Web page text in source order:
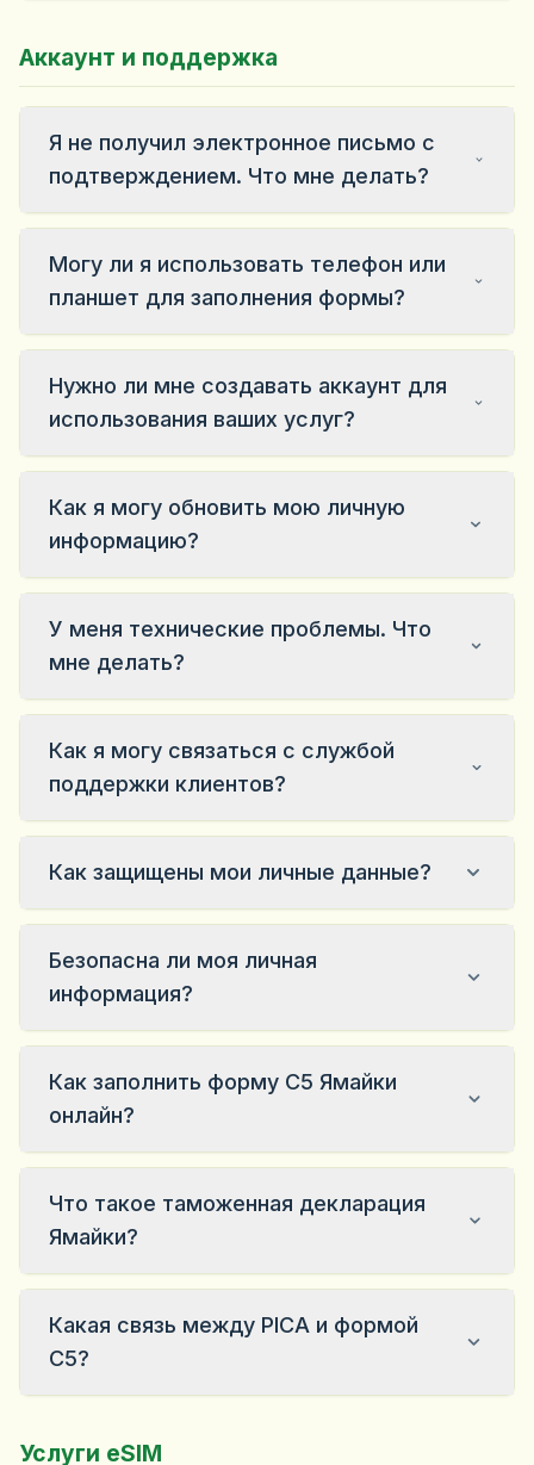
Аккаунт и поддержка
Я не получил электронное письмо с
подтверждением. Что мне делать?
Могу ли я использовать телефон или
планшет для заполнения формы?
Нужно ли мне создавать аккаунт для
использования ваших услуг?
Как я могу обновить мою личную
информацию?
У меня технические проблемы. Что
мне делать?
Как я могу связаться с службой
поддержки клиентов?
Как защищены мои личные данные?
Безопасна ли моя личная
информация?
Как заполнить форму C5 Ямайки
онлайн?
Что такое таможенная декларация
Ямайки?
Какая связь между PICA и формой
C5?
Услуги eSIM